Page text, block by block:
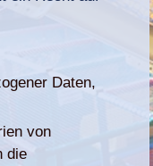
Daten,
von
die